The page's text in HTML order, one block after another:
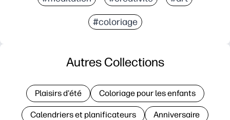
#coloriage
Autres Collections
Plaisirs d'été Coloriage pour les enfants
Calendriers et planificateurs Anniversaire